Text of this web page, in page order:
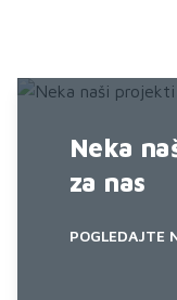
Neka
za nas
POGLEDAJTE